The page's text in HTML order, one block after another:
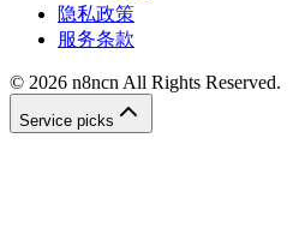
隐私政策
服务条款
© 2026 n8ncn All Rights Reserved.
Service picks